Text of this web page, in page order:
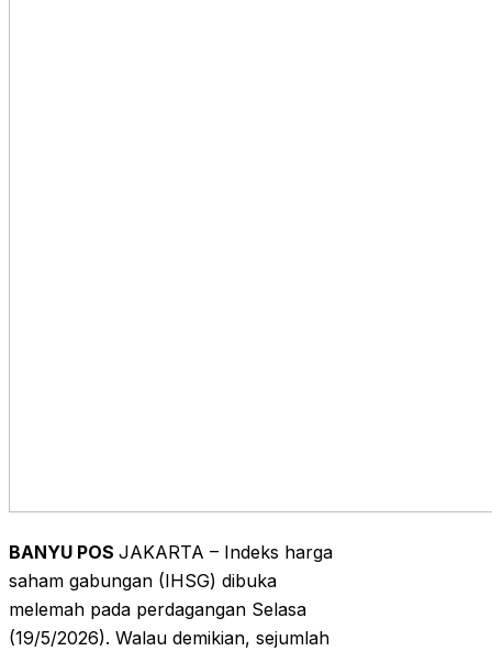
BANYU POS JAKARTA – Indeks harga
saham gabungan (IHSG) dibuka
melemah pada perdagangan Selasa
(19/5/2026). Walau demikian, sejumlah